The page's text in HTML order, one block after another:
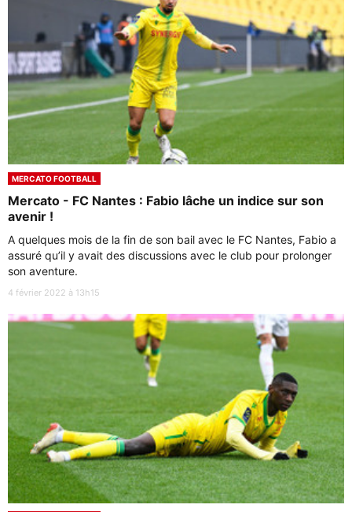
MERCATO FOOTBALL
Mercato - FC Nantes : Fabio lâche un indice sur son
avenir !
A quelques mois de la fin de son bail avec le FC Nantes, Fabio a
assuré qu’il y avait des discussions avec le club pour prolonger
son aventure.
4 février 2022 à 13h15